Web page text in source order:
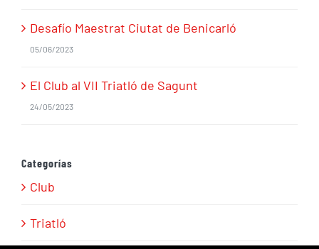
Desafío Maestrat Ciutat de Benicarló
05/06/2023
El Club al VII Triatló de Sagunt
24/05/2023
Categorías
Club
Triatló